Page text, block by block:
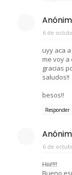
6 de
uyy aca
me voy a
gracias
saludos!!
besos!!
Responder
6 de
Hiii!!!!
Bueno